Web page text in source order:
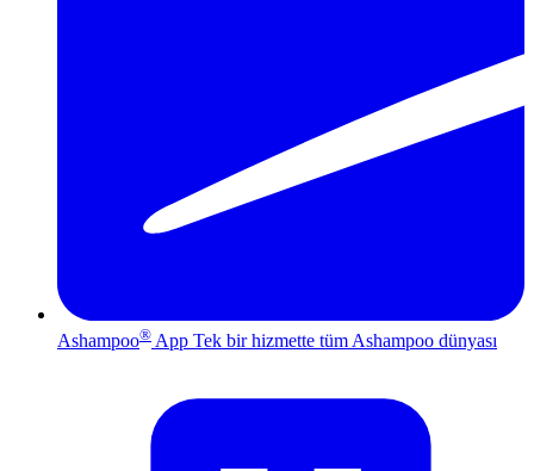
Ashampoo® App Tek bir hizmette tüm Ashampoo dünyası